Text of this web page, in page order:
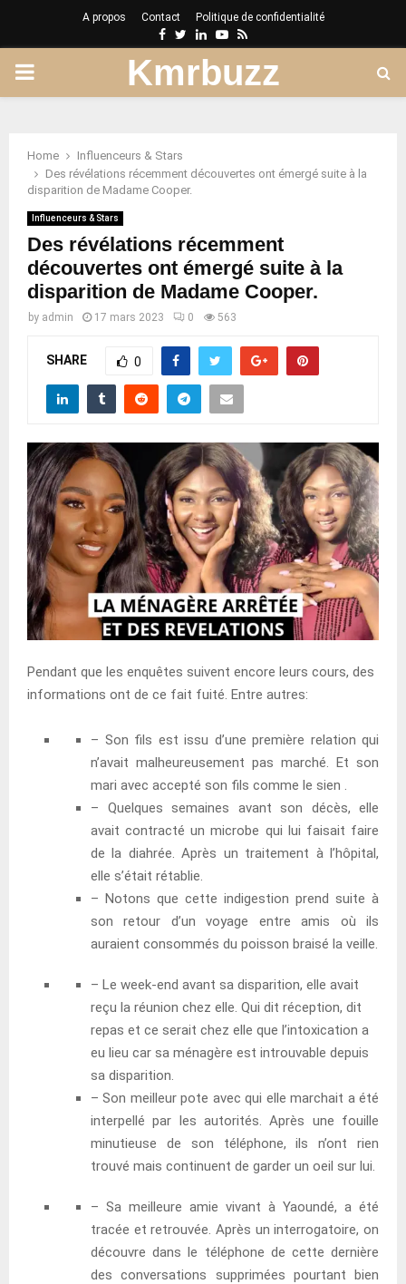
A propos Contact Politique de confidentialité
Facebook
Twitter
LinkedinYoutube
Rss
PRIMARY
Kmrbuzz
Home
Influenceurs & Stars
Des révélations récemment découvertes ont émergé suite à la
disparition de Madame Cooper.
Influenceurs & Stars
Des révélations récemment
découvertes ont émergé suite à la
disparition de Madame Cooper.
by admin 17 mars 2023 0 563
SHARE 0
Pendant que les enquêtes suivent encore leurs cours, des
informations ont de ce fait fuité. Entre autres:
– Son fils est issu d’une première relation qui
n’avait malheureusement pas marché. Et son
mari avec accepté son fils comme le sien .
– Quelques semaines avant son décès, elle
avait contracté un microbe qui lui faisait faire
de la diahrée. Après un traitement à l’hôpital,
elle s’était rétablie.
– Notons que cette indigestion prend suite à
son retour d’un voyage entre amis où ils
auraient consommés du poisson braisé la veille.
– Le week-end avant sa disparition, elle avait
reçu la réunion chez elle. Qui dit réception, dit
repas et ce serait chez elle que l’intoxication a
eu lieu car sa ménagère est introuvable depuis
sa disparition.
– Son meilleur pote avec qui elle marchait a été
interpellé par les autorités. Après une fouille
minutieuse de son téléphone, ils n’ont rien
trouvé mais continuent de garder un oeil sur lui.
– Sa meilleure amie vivant à Yaoundé, a été
tracée et retrouvée. Après un interrogatoire, on
découvre dans le téléphone de cette dernière
des conversations supprimées pourtant bien